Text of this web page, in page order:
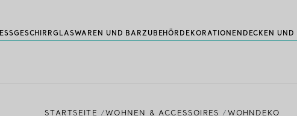
ESSGESCHIRRGLASWAREN UND BARZUBEHÖR DEKORATIONEN DECKEN UND
STARTSEITE WOHNEN & ACCESSOIRES WOHNDEKO